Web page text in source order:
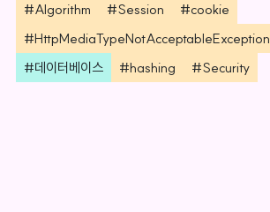
Algorithm
Session
cookie
HttpMediaTypeNotAcceptableException
데이터베이스
hashing Security